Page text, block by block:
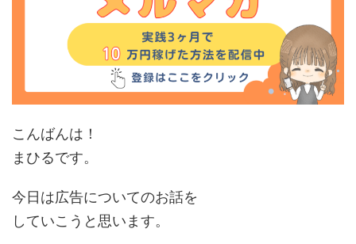
こんばんは！
まひるです。
今日は広告についてのお話を
していこうと思います。